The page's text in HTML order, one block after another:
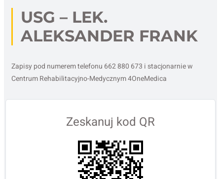
USG – LEK.
ALEKSANDER FRANK
Zapisy pod numerem telefonu 662 880 673 i stacjonarnie w
Centrum Rehabilitacyjno-Medycznym 4OneMedica
Zeskanuj kod QR